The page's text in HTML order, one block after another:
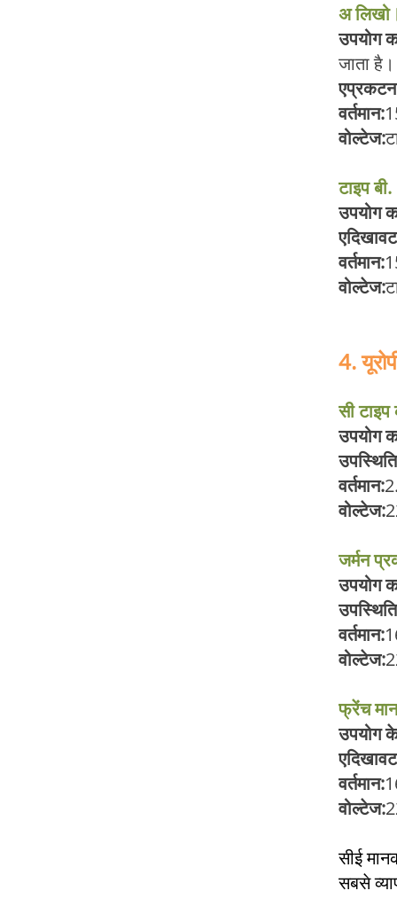
अ
उपयोग
जाता है।
ए
वर्तमान:
वोल्टेज:
टाइप बी.
उपयोग
एदिखावट
वर्तमान:
वोल्टेज:
4.
सी
उपयोग
वर्तमान:
वोल्टेज:
जर्मन
उपयोग
वर्तमान:
वोल्टेज:
फ्रेंच
उपयोग
एदिखावट
वर्तमान:
वोल्टेज:
सीई
सबसे